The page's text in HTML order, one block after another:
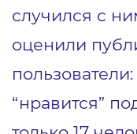
случился с
оценили
“нравится”